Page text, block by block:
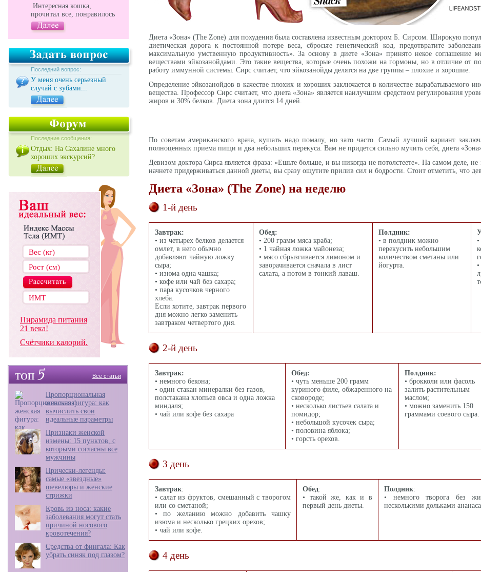
Интересная кошка,
прочитал все, понравилось
Последний вопрос:
У меня очень серьезный
случай с зубами...
Последние сообщения:
Отдых: На Сахалине много
хороших экскурсий?
Пирамида питания
21 века!
Счётчики калорий.
Все статьи
Пропорциональная
женская фигура: как
вычислить свои
идеальные параметры
Признаки женской
измены: 15 пунктов, с
которыми согласны все
мужчины
Прически-легенды:
самые «звездные»
шевелюры и женские
стрижки
Кровь из носа: какие
заболевания могут стать
причиной носового
кровотечения?
Средства от фингала: Как
убрать синяк под глазом?
Диета «Зона» (The Zone) для похудения была составлена известным доктором Б. Сирсом. Широкую
диетическая дорога к постоянной потере веса, сбросьте генетический код, предотвратите
максимальную умственную продуктивность». За основу в диете «Зона» принято некое
веществами эйкозанойдами. Это такие вещества, которые очень похожи на гормоны, но в отличие от
работу иммунной системы. Сирс считает, что эйкозанойды делятся на две группы – плохие и хорошие.
Определение эйкозанойдов в качестве плохих и хороших заключается в количестве вырабатываемого
вещества. Профессор Сирс считает, что диета «Зона» является наилучшим средством регулирования
жиров и 30% белков. Диета зона длится 14 дней.
По советам американского врача, кушать надо помалу, но зато часто. Самый лучший вариант
полноценных приема пищи и два небольших перекуса. Вам не придется сильно мучить себя, диета
Девизом доктора Сирса является фраза: «Ешьте больше, и вы никогда не потолстеете». На самом деле,
начнете придерживаться данной диеты, вы сразу ощутите прилив сил и бодрости. Стоит отметить, что
Диета «Зона» (The Zone) на неделю
1-й день
Завтрак:
• из четырех белков делается
омлет, в него обычно
добавляют чайную ложку
сыра;
• изюма одна чашка;
• кофе или чай без сахара;
• пара кусочков черного
хлеба.
Если хотите, завтрак первого
дня можно легко заменить
завтраком четвертого дня.
Обед:
• 200 грамм мяса краба;
• 1 чайная ложка майонеза;
• мясо сбрызгивается лимоном и
заворачивается сначала в лист
салата, а потом в тонкий лаваш.
Полдник:
• в полдник можно
перекусить небольшим
количеством сметаны или
йогурта.
2-й день
Завтрак:
• немного бекона;
• один стакан минералки без газов,
полстакана хлопьев овса и одна ложка
миндаля;
• чай или кофе без сахара
Обед:
• чуть меньше 200 грамм
куриного филе, обжаренного на
сковороде;
• несколько листьев салата и
помидор;
• небольшой кусочек сыра;
• половина яблока;
• горсть орехов.
Полдник:
• брокколи или фасоль
залить растительным
маслом;
• можно заменить 150
граммами соевого сыра.
3 день
Завтрак:
• салат из фруктов, смешанный с творогом
или со сметаной;
• по желанию можно добавить чашку
изюма и несколько грецких орехов;
• чай или кофе.
Обед:
• такой же, как и в
первый день диеты.
Полдник:
• немного творога без
несколькими дольками
4 день